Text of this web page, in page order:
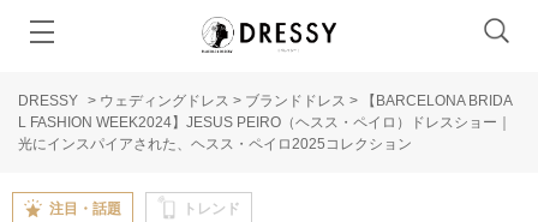
DRESSY > ウェディングドレス > ブランドドレス >
【BARCELONA BRIDA
L FASHION WEEK2024】JESUS PEIRO（ヘスス・ペイロ）ドレスショー｜
光にインスパイアされた、ヘスス・ペイロ2025コレクション
注目・話題 トレンド